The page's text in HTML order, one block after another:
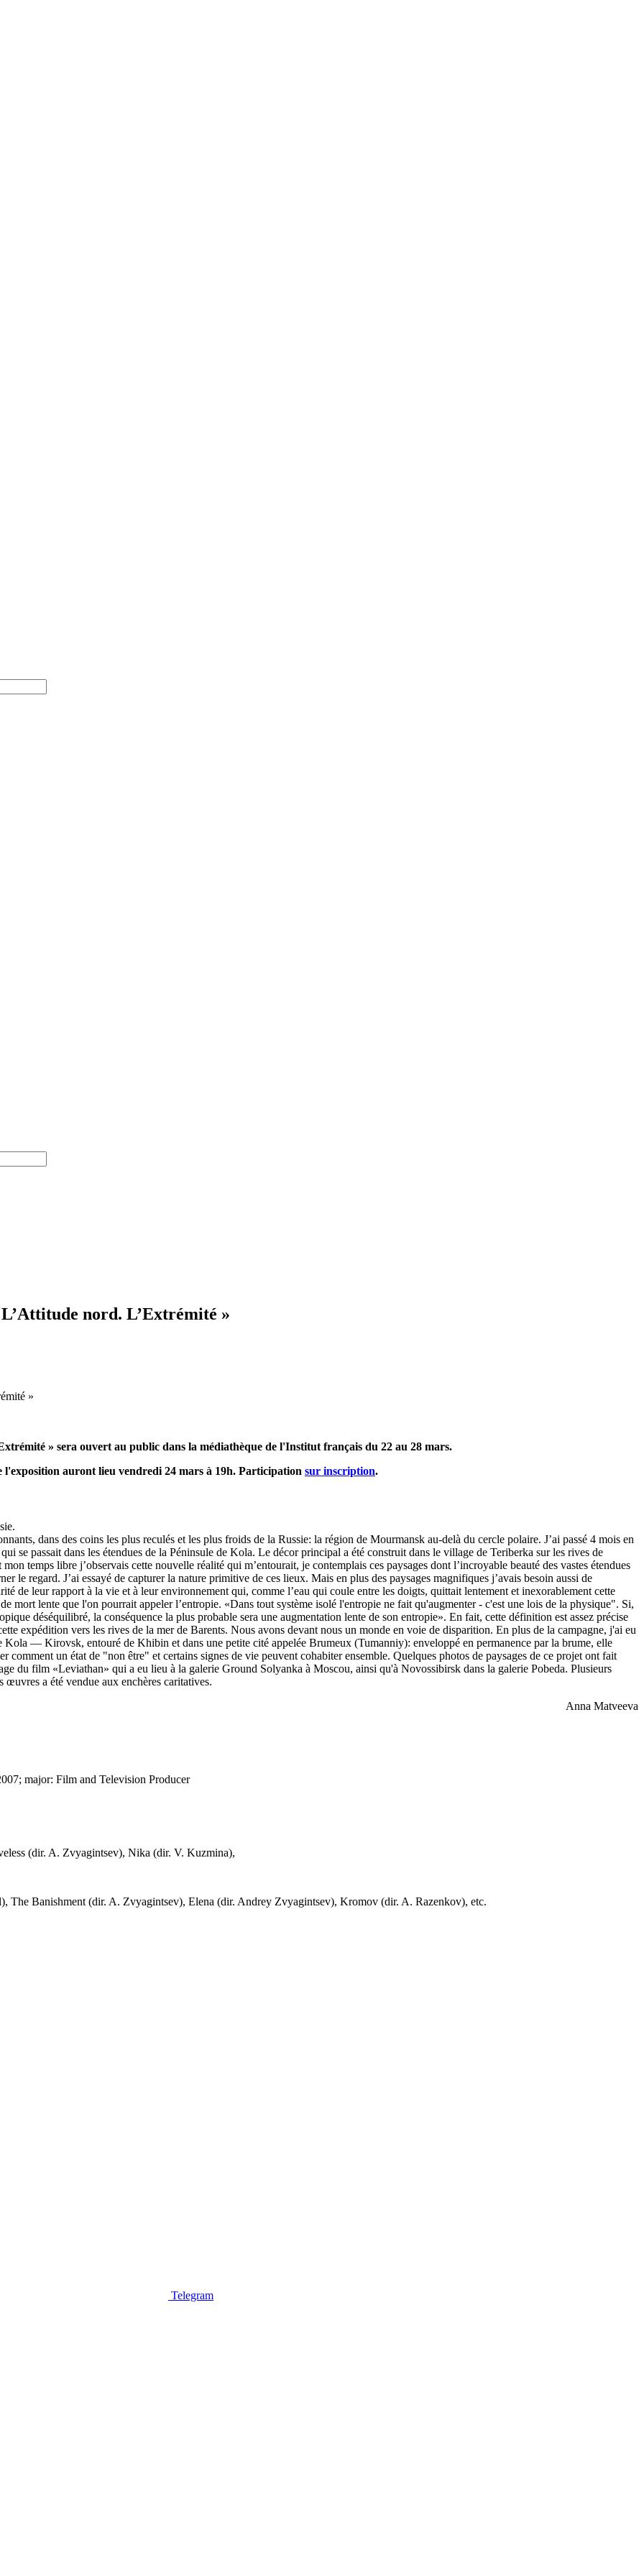
nord. L’Extrémité »
» sera ouvert au public dans la médiathèque de l'Institut français du 22 au 28 mars.
auront lieu vendredi 24 mars à 19h. Participation sur inscription.
dans des coins les plus reculés et les plus froids de la Russie: la région de Mourmansk au-delà du cercle polaire. J’ai passé 4 mois en
se passait dans les étendues de la Péninsule de Kola. Le décor principal a été construit dans le village de Teriberka sur les rives de
temps libre j’observais cette nouvelle réalité qui m’entourait, je contemplais ces paysages dont l’incroyable beauté des vastes étendues
le regard. J’ai essayé de capturer la nature primitive de ces lieux. Mais en plus des paysages magnifiques j’avais besoin aussi de
de leur rapport à la vie et à leur environnement qui, comme l’eau qui coule entre les doigts, quittait lentement et inexorablement cette
mort lente que l'on pourrait appeler l’entropie. «Dans tout système isolé l'entropie ne fait qu'augmenter - c'est une lois de la physique". Si,
déséquilibré, la conséquence la plus probable sera une augmentation lente de son entropie». En fait, cette définition est assez précise
expédition vers les rives de la mer de Barents. Nous avons devant nous un monde en voie de disparition. En plus de la campagne, j'ai eu
Kola — Kirovsk, entouré de Khibin et dans une petite cité appelée Brumeux (Tumanniy): enveloppé en permanence par la brume, elle
comment un état de "non être" et certains signes de vie peuvent cohabiter ensemble. Quelques photos de paysages de ce projet ont fait
du film «Leviathan» qui a eu lieu à la galerie Ground Solyanka à Moscou, ainsi qu'à Novossibirsk dans la galerie Pobeda. Plusieurs
a été vendue aux enchères caritatives.
Anna Matveeva
major: Film and Television Producer
(dir. A. Zvyagintsev), Nika (dir. V. Kuzmina),
The Banishment (dir. A. Zvyagintsev), Elena (dir. Andrey Zvyagintsev), Kromov (dir. A. Razenkov), etc.
Telegram